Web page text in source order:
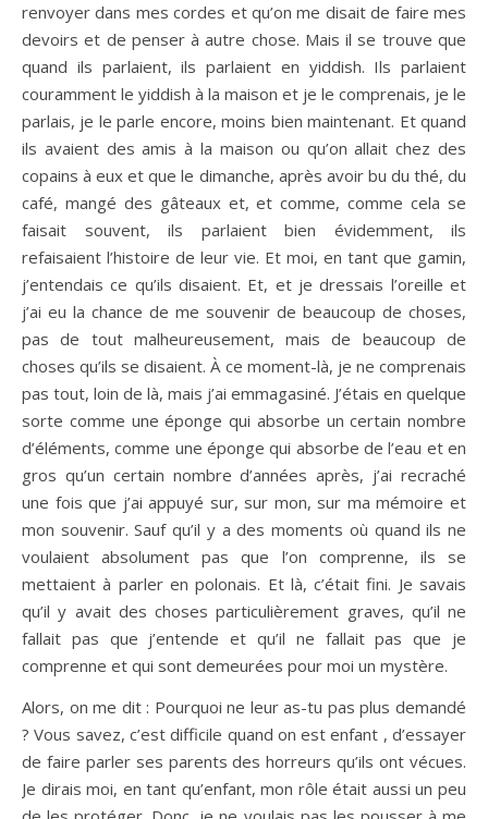
renvoyer dans mes cordes et qu’on me disait de faire mes
devoirs et de penser à autre chose. Mais il se trouve que
quand ils parlaient, ils parlaient en yiddish. Ils parlaient
couramment le yiddish à la maison et je le comprenais, je le
parlais, je le parle encore, moins bien maintenant. Et quand
ils avaient des amis à la maison ou qu’on allait chez des
copains à eux et que le dimanche, après avoir bu du thé, du
café, mangé des gâteaux et, et comme, comme cela se
faisait souvent, ils parlaient bien évidemment, ils
refaisaient l’histoire de leur vie. Et moi, en tant que gamin,
j’entendais ce qu’ils disaient. Et, et je dressais l’oreille et
j’ai eu la chance de me souvenir de beaucoup de choses,
pas de tout malheureusement, mais de beaucoup de
choses qu’ils se disaient. À ce moment-là, je ne comprenais
pas tout, loin de là, mais j’ai emmagasiné. J’étais en quelque
sorte comme une éponge qui absorbe un certain nombre
d’éléments, comme une éponge qui absorbe de l’eau et en
gros qu’un certain nombre d’années après, j’ai recraché
une fois que j’ai appuyé sur, sur mon, sur ma mémoire et
mon souvenir. Sauf qu’il y a des moments où quand ils ne
voulaient absolument pas que l’on comprenne, ils se
mettaient à parler en polonais. Et là, c’était fini. Je savais
qu’il y avait des choses particulièrement graves, qu’il ne
fallait pas que j’entende et qu’il ne fallait pas que je
comprenne et qui sont demeurées pour moi un mystère.
Alors, on me dit : Pourquoi ne leur as-tu pas plus demandé
? Vous savez, c’est difficile quand on est enfant , d’essayer
de faire parler ses parents des horreurs qu’ils ont vécues.
Je dirais moi, en tant qu’enfant, mon rôle était aussi un peu